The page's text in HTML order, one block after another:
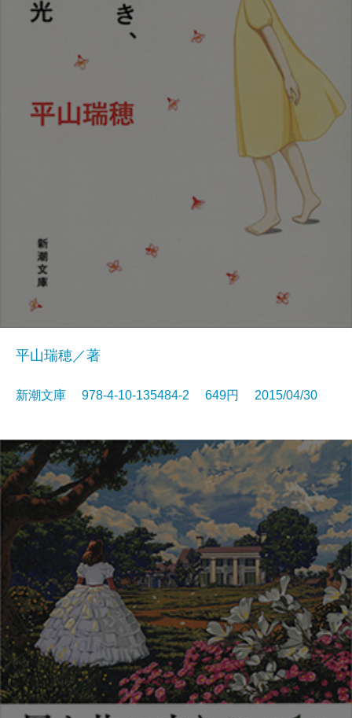
平山瑞穂／著
新潮文庫 978-4-10-135484-2 649円 2015/04/30